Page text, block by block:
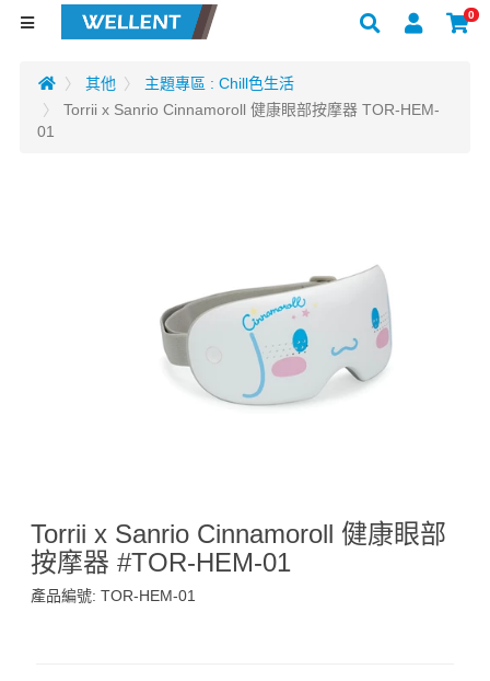
0
其他
主題專區 : Chill色生活
Torrii x Sanrio Cinnamoroll 健康眼部按摩器 TOR-HEM-
01
Torrii x Sanrio Cinnamoroll 健康眼部
按摩器 #TOR-HEM-01
產品編號: TOR-HEM-01